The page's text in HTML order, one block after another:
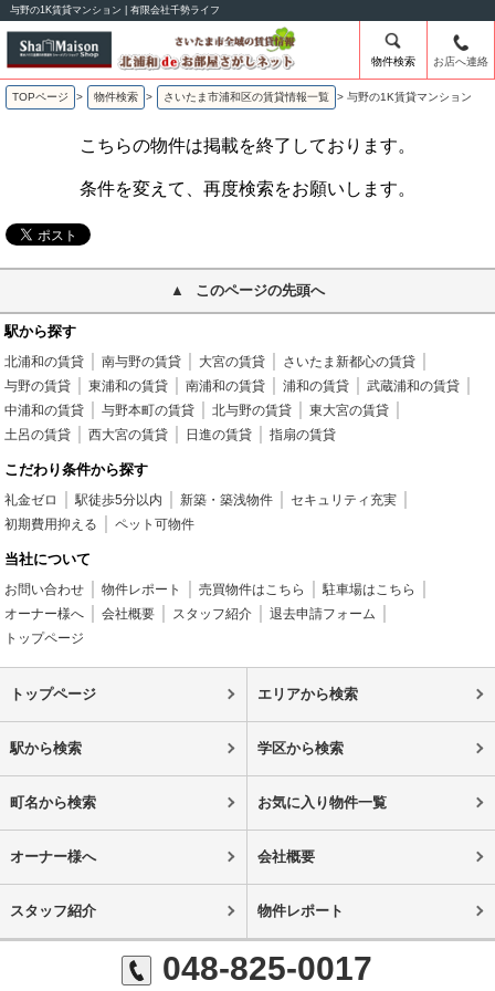
与野の1K賃貸マンション | 有限会社千勢ライフ
物件検索 お店へ連絡
TOPページ > 物件検索 > さいたま市浦和区の賃貸情報一覧 > 与野の1K賃貸マンション
こちらの物件は掲載を終了しております。
条件を変えて、再度検索をお願いします。
このページの先頭へ
駅から探す
北浦和の賃貸 南与野の賃貸 大宮の賃貸
さいたま新都心の賃貸
与野の賃貸
東浦和の賃貸 南浦和の賃貸 浦和の賃貸
武蔵浦和の賃貸
中浦和の賃貸
与野本町の賃貸 北与野の賃貸
東大宮の賃貸
土呂の賃貸
西大宮の賃貸 日進の賃貸 指扇の賃貸
こだわり条件から探す
礼金ゼロ 駅徒歩5分以内 新築・築浅物件
セキュリティ充実
初期費用抑える
ペット可物件
当社について
お問い合わせ 物件レポート 売買物件はこちら
駐車場はこちら
オーナー様へ
会社概要 スタッフ紹介
退去申請フォーム
トップページ
トップページ エリアから検索
駅から検索 学区から検索
町名から検索 お気に入り物件一覧
オーナー様へ 会社概要
スタッフ紹介 物件レポート
048-825-0017